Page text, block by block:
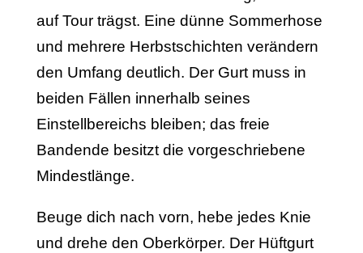
auf Tour trägst. Eine dünne Sommerhose
und mehrere Herbstschichten verändern
den Umfang deutlich. Der Gurt muss in
beiden Fällen innerhalb seines
Einstellbereichs bleiben; das freie
Bandende besitzt die vorgeschriebene
Mindestlänge.
Beuge dich nach vorn, hebe jedes Knie
und drehe den Oberkörper. Der Hüftgurt